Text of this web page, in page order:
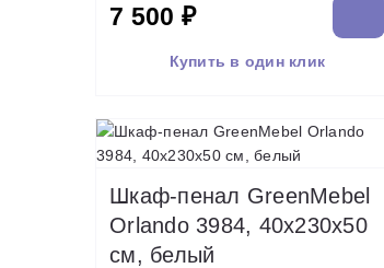
7 500 ₽
Купить в один клик
Шкаф-пенал GreenMebel
Orlando 3984, 40x230х50
см, белый